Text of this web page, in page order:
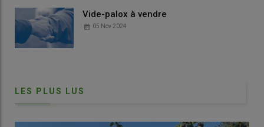
Vide-palox à vendre
05 Nov 2024
LES PLUS LUS